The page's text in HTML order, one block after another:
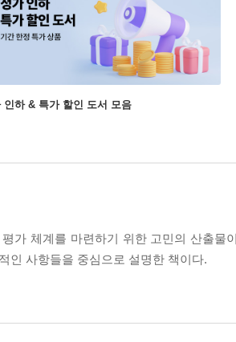
인하 & 특가 할인 도서 모음
가 체계를 마련하기 위한 고민의 산출물
인 사항들을 중심으로 설명한 책이다.